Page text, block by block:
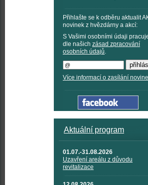
Přihlašte se k odběru aktualit
novinek z hvězdárny a akcí:
S Vašimi osobními údaji
dle našich zásad zpracování
osobních údajů.
Více informací o zasílání
Aktuální program
01.07.-31.08.2026
Uzavření areálu z důvodu
revitalizace